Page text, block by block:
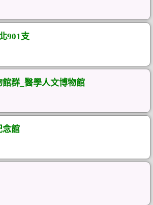
901支
館群_醫學人文博物館
念館